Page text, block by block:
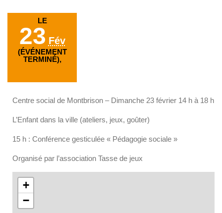
LE
23 Fév
(ÉVÉNEMENT
TERMINÉ),
Centre social de Montbrison – Dimanche 23 février 14 h à 18 h
L’Enfant dans la ville (ateliers, jeux, goûter)
15 h : Conférence gesticulée « Pédagogie sociale »
Organisé par l’association Tasse de jeux
+
−